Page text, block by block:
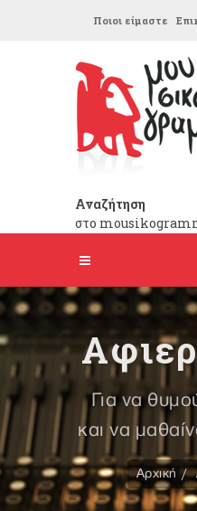
Ποιοι είμαστε
Αναζήτηση
στο
Για να
και να
Αρχική